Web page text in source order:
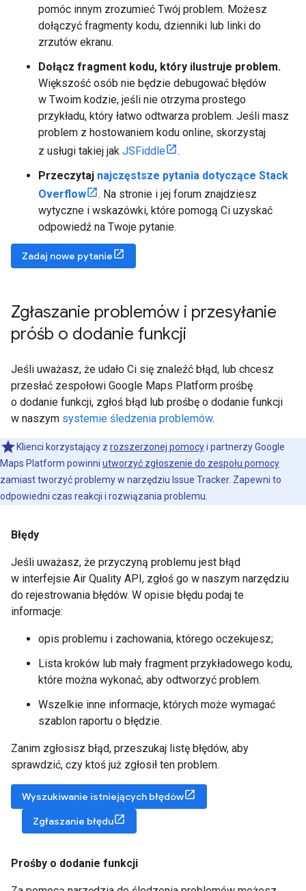
pomóc innym zrozumieć Twój problem. Możesz
dołączyć fragmenty kodu, dzienniki lub linki do
zrzutów ekranu.
Dołącz fragment kodu, który ilustruje problem.
Większość osób nie będzie debugować błędów
w Twoim kodzie, jeśli nie otrzyma prostego
przykładu, który łatwo odtwarza problem. Jeśli masz
problem z hostowaniem kodu online, skorzystaj
z usługi takiej jak JSFiddle
.
Przeczytaj najczęstsze pytania dotyczące Stack
Overflow
. Na stronie i jej forum znajdziesz
wytyczne i wskazówki, które pomogą Ci uzyskać
odpowiedź na Twoje pytanie.
Zadaj nowe pytanie
Zgłaszanie problemów i przesyłanie
próśb o dodanie funkcji
Jeśli uważasz, że udało Ci się znaleźć błąd, lub chcesz
przesłać zespołowi Google Maps Platform prośbę
o dodanie funkcji, zgłoś błąd lub prośbę o dodanie funkcji
w naszym systemie śledzenia problemów.
Klienci korzystający z rozszerzonej pomocyi partnerzy Google
Maps Platform powinni utworzyć zgłoszenie do zespołu pomocy
zamiast tworzyć problemy w narzędziu Issue Tracker. Zapewni to
odpowiedni czas reakcji i rozwiązania problemu.
Błędy
Jeśli uważasz, że przyczyną problemu jest błąd
w interfejsie Air Quality API, zgłoś go w naszym narzędziu
do rejestrowania błędów. W opisie błędu podaj te
informacje:
opis problemu i zachowania, którego oczekujesz;
Lista kroków lub mały fragment przykładowego kodu,
które można wykonać, aby odtworzyć problem.
Wszelkie inne informacje, których może wymagać
szablon raportu o błędzie.
Zanim zgłosisz błąd, przeszukaj listę błędów, aby
sprawdzić, czy ktoś już zgłosił ten problem.
Wyszukiwanie istniejących błędów
Zgłaszanie błędu
Prośby o dodanie funkcji